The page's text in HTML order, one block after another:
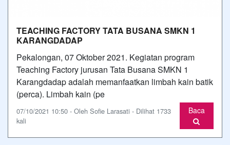
TEACHING FACTORY TATA BUSANA SMKN 1
KARANGDADAP
Pekalongan, 07 Oktober 2021. Kegiatan program
Teaching Factory jurusan Tata Busana SMKN 1
Karangdadap adalah memanfaatkan limbah kain batik
(perca). Limbah kain (pe
07/10/2021 10:50 - Oleh Sofie Larasati - Dilihat 1733
kali
Baca